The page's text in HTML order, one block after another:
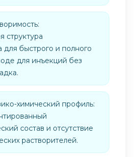
структура
для быстрого и полного
для инъекций без
химический профиль:
состав и отсутствие
растворителей.